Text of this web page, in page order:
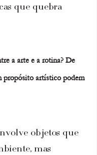
que quebra
a arte e a rotina? De
propósito artístico podem
objetos que
mas